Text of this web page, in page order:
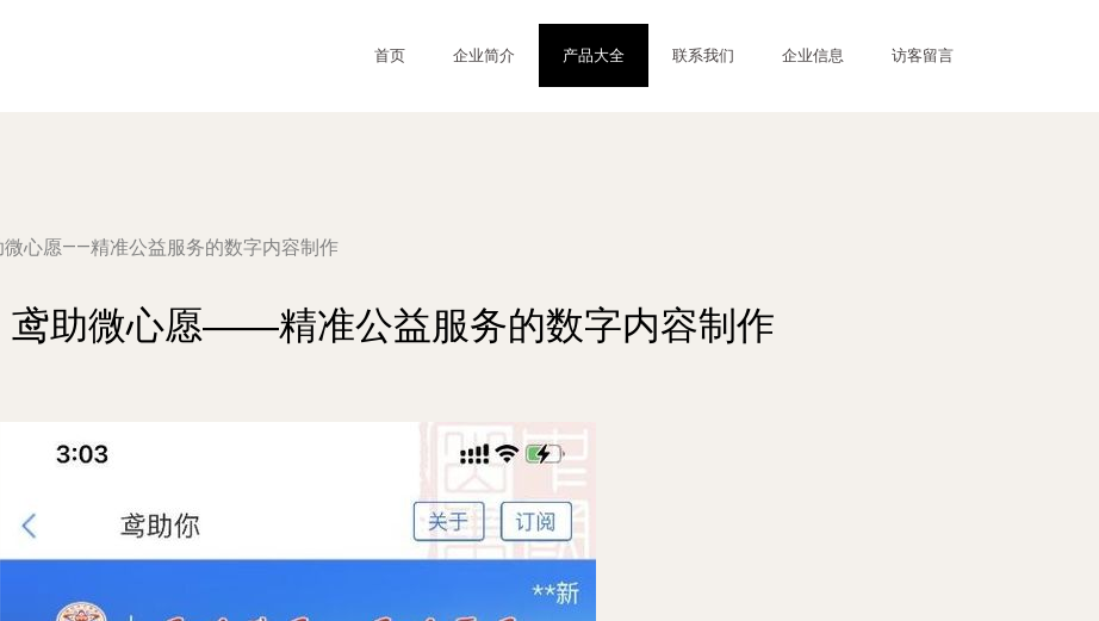
首页 企业简介 产品大全 联系我们 企业信息 访客留言
微心愿——精准公益服务的数字内容制作
鸢助微心愿——精准公益服务的数字内容制作